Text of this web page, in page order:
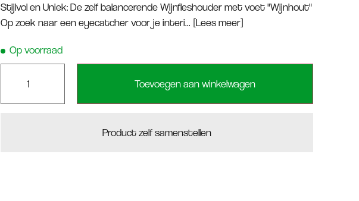
Stijlvol en Uniek: De zelf balancerende Wijnfleshouder met voet "Wijnhout"
Op zoek naar een eyecatcher voor je interi... [Lees meer]
Op voorraad
Toevoegen aan winkelwagen
Product zelf samenstellen